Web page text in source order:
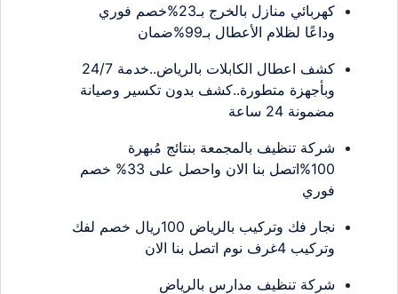
كهربائي منازل بالخرج بـ23%خصم فوري
وداعًا لظلام الأعطال بـ99%ضمان
كشف اعطال الكابلات بالرياض..خدمة 24/7
وبأجهزة متطورة..كشف بدون تكسير وصيانة
مضمونة 24 ساعة
شركة تنظيف بالمجمعة بنتائج مُبهرة
100%اتصل بنا الان واحصل على 33% خصم
فوري
نجار فك وتركيب بالرياض 100ريال خصم لفك
وتركيب 4غرف نوم اتصل بنا الان
شركة تنظيف مدارس بالرياض